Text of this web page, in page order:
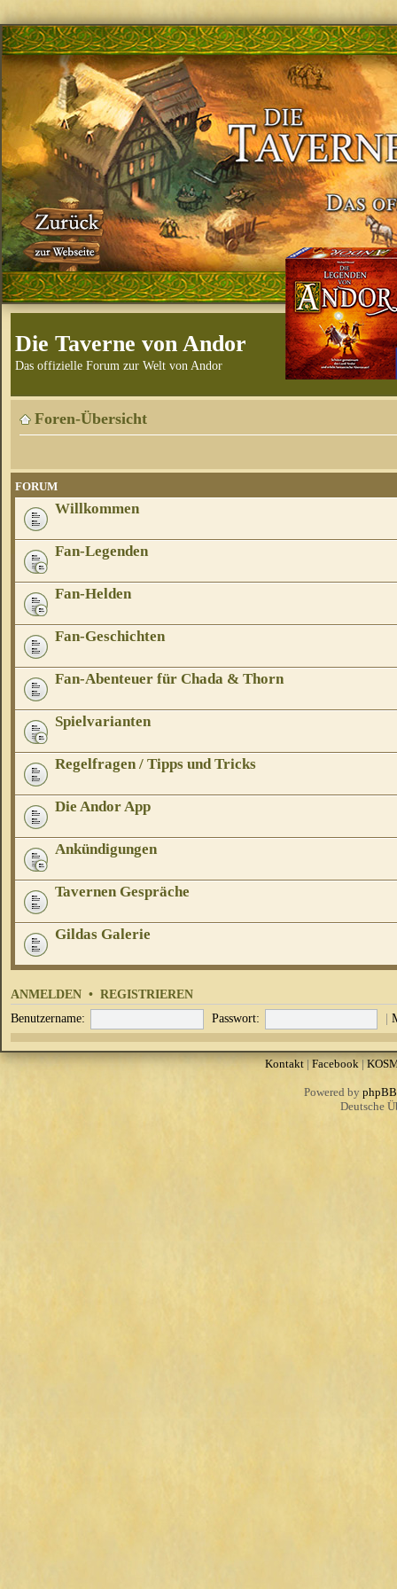
Die Taverne von Andor
Das offizielle Forum zur Welt von Andor
Foren-Übersicht
FORUM
Willkommen
Fan-Legenden
Fan-Helden
Fan-Geschichten
Fan-Abenteuer für Chada & Thorn
Spielvarianten
Regelfragen / Tipps und Tricks
Die Andor App
Ankündigungen
Tavernen Gespräche
Gildas Galerie
ANMELDEN • REGISTRIEREN
Benutzername: Passwort: |
Kontakt| Facebook|
Powered by phpBB
Deutsche